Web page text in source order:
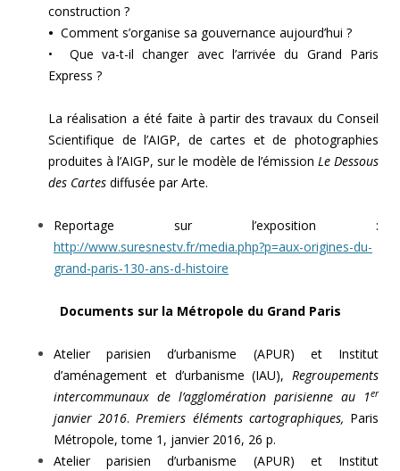
construction ?
• Comment s’organise sa gouvernance aujourd’hui ?
• Que va-t-il changer avec l’arrivée du Grand Paris
Express ?
La réalisation a été faite à partir des travaux du Conseil
Scientifique de l’AIGP, de cartes et de photographies
produites à l’AIGP, sur le modèle de l’émission Le Dessous
des Cartes diffusée par Arte.
Reportage sur l’exposition :
http://www.suresnestv.fr/media.php?p=aux-origines-du-
grand-paris-130-ans-d-histoire
Documents sur la Métropole du Grand Paris
Atelier parisien d’urbanisme (APUR) et Institut
d’aménagement et d’urbanisme (IAU), Regroupements
intercommunaux de l’agglomération parisienne au 1er
janvier 2016. Premiers éléments cartographiques, Paris
Métropole, tome 1, janvier 2016, 26 p.
Atelier parisien d’urbanisme (APUR) et Institut